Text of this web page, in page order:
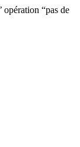
opération “pas de